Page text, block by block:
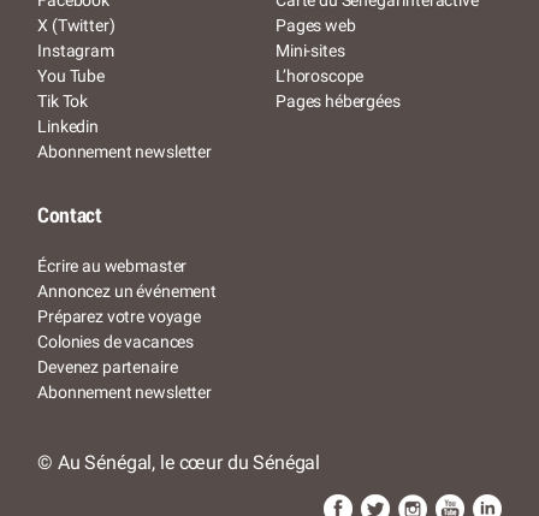
X (Twitter)
Instagram
You Tube
Tik Tok
Linkedin
Abonnement newsletter
Pages web
Mini-sites
L’horoscope
Pages hébergées
Contact
Écrire au webmaster
Annoncez un événement
Préparez votre voyage
Colonies de vacances
Devenez partenaire
Abonnement newsletter
© Au Sénégal, le cœur du Sénégal